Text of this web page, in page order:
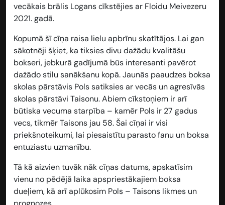
vecākais brālis Logans cīkstējies ar Floidu Meivezeru
2021. gadā.
Kopumā šī cīņa raisa lielu apbrīnu skatītājos. Lai gan
sākotnēji šķiet, ka tiksies divu dažādu kvalitāšu
bokseri, jebkurā gadījumā būs interesanti pavērot
dažādo stilu sanākšanu kopā. Jaunās paaudzes boksa
skolas pārstāvis Pols satiksies ar vecās un agresīvās
skolas pārstāvi Taisonu. Abiem cīkstoņiem ir arī
būtiska vecuma starpība – kamēr Pols ir 27 gadus
vecs, tikmēr Taisons jau 58. Šai cīņai ir visi
priekšnoteikumi, lai piesaistītu parasto fanu un boksa
entuziastu uzmanību.
Tā kā aizvien tuvāk nāk cīņas datums, apskatīsim
vienu no pēdējā laika apspriestākajiem boksa
dueļiem, kā arī aplūkosim Pols – Taisons likmes un